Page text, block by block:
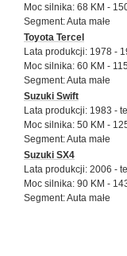
Moc silnika: 68 KM -
Segment: Auta małe
Toyota Tercel
Lata produkcji: 1978 -
Moc silnika: 60 KM -
Segment: Auta małe
Suzuki Swift
Lata produkcji: 1983 -
Moc silnika: 50 KM -
Segment: Auta małe
Suzuki SX4
Lata produkcji: 2006 -
Moc silnika: 90 KM -
Segment: Auta małe